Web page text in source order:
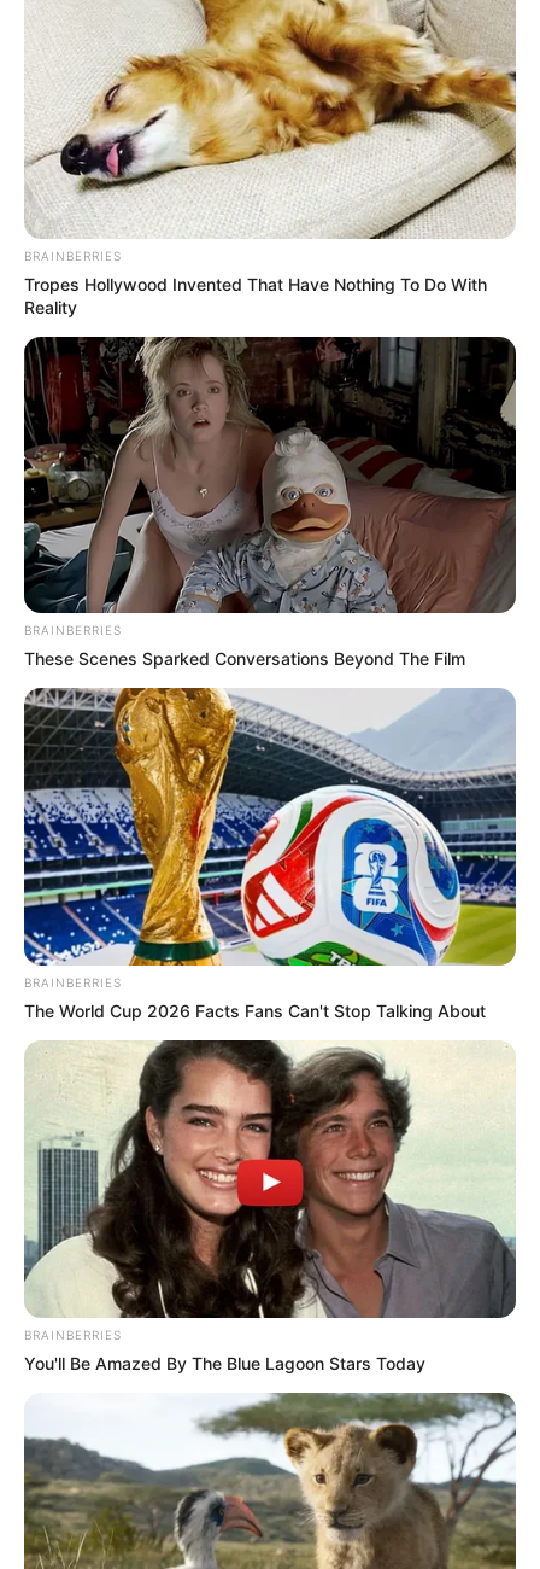
Kocsis Máté korábban azt nyilatkozta, hogy
támogatni fogja a mentelmi jogának
felfüggesztését, és nem kíván a mentelmi joga
mögé bújni.
BRAINBERRIES
Tropes Hollywood Invented That Have Nothing To Do With
Reality
BRAINBERRIES
These Scenes Sparked Conversations Beyond The Film
BRAINBERRIES
The World Cup 2026 Facts Fans Can't Stop Talking About
BRAINBERRIES
You'll Be Amazed By The Blue Lagoon Stars Today